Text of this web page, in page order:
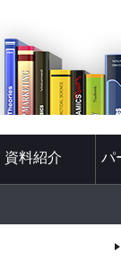
資料紹介 パ